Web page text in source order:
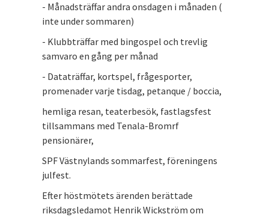
- Månadsträffar andra onsdagen i månaden (
inte under sommaren)
- Klubbträffar med bingospel och trevlig
samvaro en gång per månad
- Dataträffar, kortspel, frågesporter,
promenader varje tisdag, petanque / boccia,
hemliga resan, teaterbesök, fastlagsfest
tillsammans med Tenala-Bromrf
pensionärer,
SPF Västnylands sommarfest, föreningens
julfest.
Efter höstmötets ärenden berättade
riksdagsledamot Henrik Wickström om